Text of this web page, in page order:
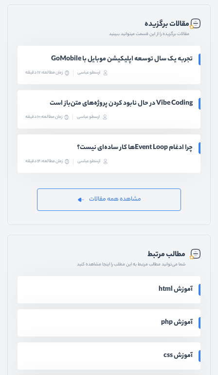
مقالات برگزیده
مقالات برگزیده را از این قسمت میتوانید ببینید
تجربه یک سال توسعه اپلیکیشن موبایل با GoMobile
ارسطو عباسی زمان مطالعه: 17 دقیقه
Vibe Coding در حال نابود کردن پروژه‌های متن‌باز است
ارسطو عباسی زمان مطالعه: 10 دقیقه
چرا ادغام Event Loopها کار ساده‌ای نیست؟
ارسطو عباسی زمان مطالعه: 14 دقیقه
مشاهده همه مقالات
مطالب مرتبط
شما می‌توانید مطالب مرتبط به این مطلب را اینجا مشاهده کنید
آموزش html
آموزش php
آموزش css